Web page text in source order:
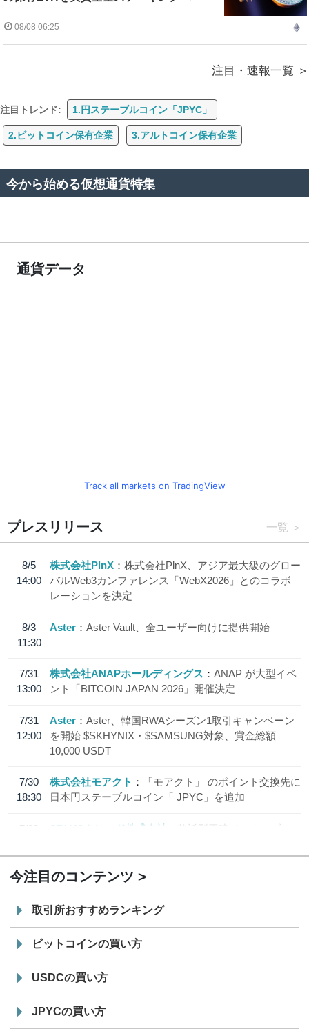
08/08 06:25
注目・速報一覧
注目トレンド: 1.円ステーブルコイン「JPYC」
2.ビットコイン保有企業 3.アルトコイン保有企業
今から始める仮想通貨特集
通貨データ
Track all markets on TradingView
プレスリリース 一覧
8/5
14:00
株式会社PlnX
株式会社PlnX、アジア最大級のグロー
バルWeb3カンファレンス「WebX2026」とのコラボ
レーションを決定
8/3
11:30
Aster Aster Vault、全ユーザー向けに提供開始
7/31
13:00
株式会社ANAPホールディングス
ANAP が大型イベ
ント「BITCOIN JAPAN 2026」開催決定
7/31
12:00
Aster
Aster、韓国RWAシーズン1取引キャンペーン
を開始 $SKHYNIX・$SAMSUNG対象、賞金総額
10,000 USDT
7/30
18:30
株式会社モアクト
「モアクト」 のポイント交換先に
日本円ステーブルコイン「 JPYC」を追加
7/29
SBI VCトレード株式会社
信託型円建てステーブル
今注目のコンテンツ
取引所おすすめランキング
ビットコインの買い方
USDCの買い方
JPYCの買い方